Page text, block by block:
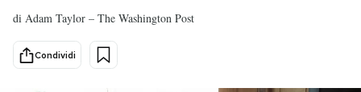
Cultura
Economia
Sport
di Adam Taylor – The Washington Post
Condividi